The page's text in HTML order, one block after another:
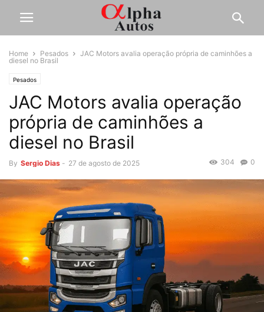
Home Pesados
JAC Motors avalia operação própria de caminhões a
diesel no Brasil
Pesados
JAC Motors avalia operação
própria de caminhões a
diesel no Brasil
By Sergio Dias - 27 de agosto de 2025 0
304